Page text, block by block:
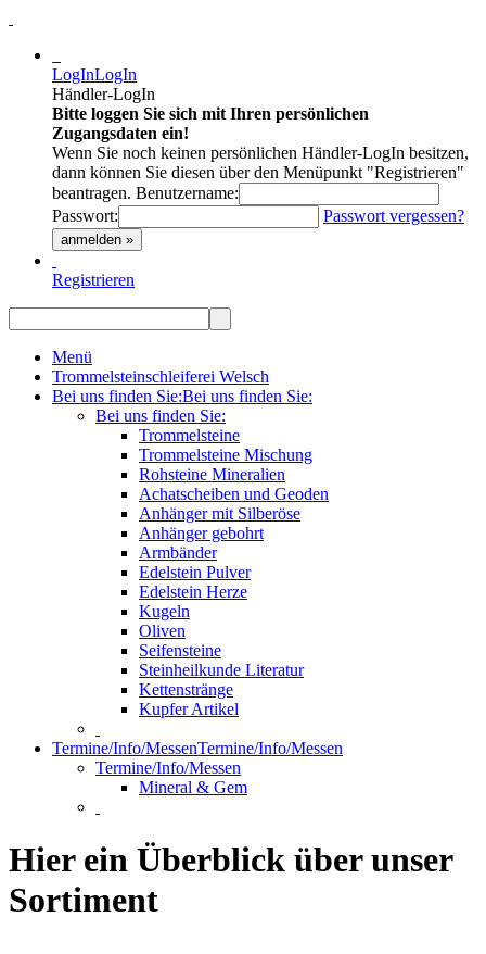
LogInLogIn
Händler-LogIn
Bitte loggen Sie sich mit Ihren persönlichen
Zugangsdaten ein!
Wenn Sie noch keinen persönlichen Händler-LogIn besitzen,
dann können Sie diesen über den Menüpunkt "Registrieren"
beantragen. Benutzername:
Passwort:
Passwort vergessen?
anmelden »
Registrieren
Menü
Trommelsteinschleiferei Welsch
Bei uns finden Sie:Bei uns finden Sie:
Bei uns finden Sie:
Trommelsteine
Trommelsteine Mischung
Rohsteine Mineralien
Achatscheiben und Geoden
Anhänger mit Silberöse
Anhänger gebohrt
Armbänder
Edelstein Pulver
Edelstein Herze
Kugeln
Oliven
Seifensteine
Steinheilkunde Literatur
Kettenstränge
Kupfer Artikel
Termine/Info/MessenTermine/Info/Messen
Termine/Info/Messen
Mineral & Gem
Hier ein Überblick über unser
Sortiment